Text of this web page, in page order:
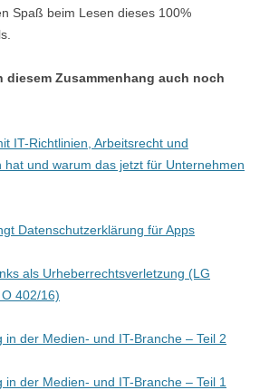
Spaß beim Lesen dieses 100%
diesem Zusammenhang auch noch
IT-Richtlinien, Arbeitsrecht und
hat und warum das jetzt für Unternehmen
Datenschutzerklärung für Apps
als Urheberrechtsverletzung (LG
402/16)
in der Medien- und IT-Branche – Teil 2
in der Medien- und IT-Branche – Teil 1